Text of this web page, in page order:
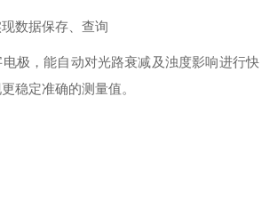
数据保存、查询
极，能自动对光路衰减及浊度影响进行快
稳定准确的测量值。